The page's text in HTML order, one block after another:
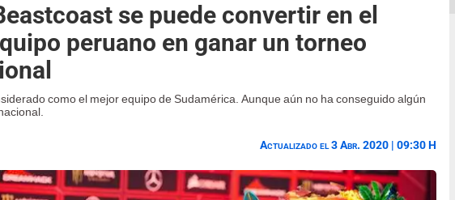
se puede convertir en el
peruano en ganar un torneo
como el mejor equipo de Sudamérica. Aunque aún no ha conseguido algún
Actualizado el 3 Abr. 2020 | 09:30 H